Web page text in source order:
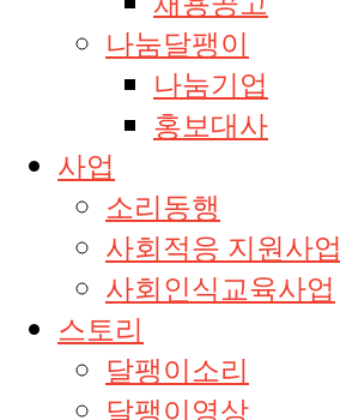
나눔달팽이
나눔기업
홍보대사
사업
소리동행
사회적응 지원사업
사회인식교육사업
스토리
달팽이소리
달팽이영상